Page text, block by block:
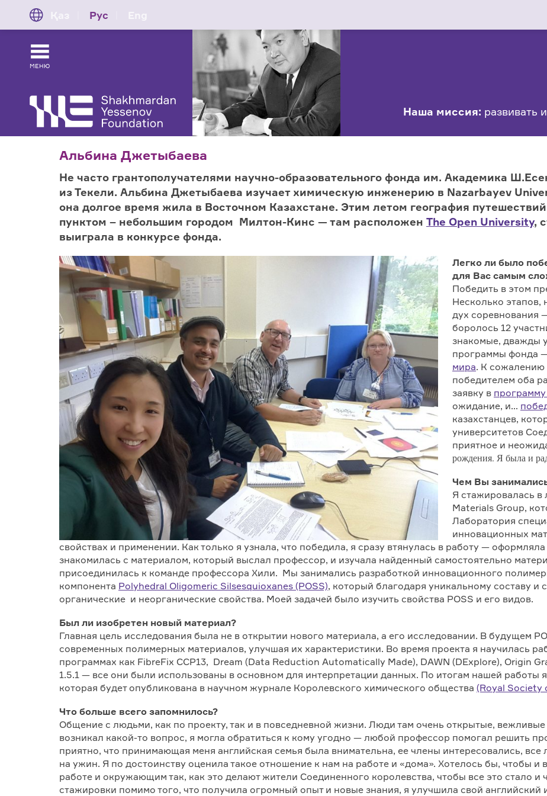
Рус
МЕНЮ
Наша миссия: развивать
Альбина Джетыбаева
Не часто грантополучателями научно-образовательного фонда им. Академика
из Текели. Альбина Джетыбаева изучает химическую инженерию в Nazarbayev
она долгое время жила в Восточном Казахстане. Этим летом география
пунктом – небольшим городом Милтон-Кинс — там расположен The Open University,
выиграла в конкурсе фонда.
Легко ли было
для Вас самым
Победить в этом
Несколько этапов,
дух соревнования
боролось 12
знакомые, дважды
программы фонда
мира. К сожалению
победителем оба
заявку в
ожидание, и…
казахстанцев,
университетов
приятное и
рождения. Я была и
Чем Вы
Я стажировалась
Materials Group,
Лаборатория
инновационных
свойствах и применении. Как только я узнала, что победила, я сразу втянулась в работу —
знакомилась с материалом, который выслал профессор, и изучала найденный самостоятельно
присоединилась к команде профессора Хили. Мы занимались разработкой инновационного
компонента Polyhedral Oligomeric Silsesquioxanes (POSS), который благодаря уникальному составу
органические и неорганические свойства. Моей задачей было изучить свойства POSS и его видов.
Был ли изобретен новый материал?
Главная цель исследования была не в открытии нового материала, а его исследовании. В будущем
современных полимерных материалов, улучшая их характеристики. Во время проекта я научилась
программах как FibreFix CCP13, Dream (Data Reduction Automatically Made), DAWN (DExplore), Origin
1.5.1 — все они были использованы в основном для интерпретации данных. По итогам нашей работы
которая будет опубликована в научном журнале Королевского химического общества (Royal Society
Что больше всего запомнилось?
Общение с людьми, как по проекту, так и в повседневной жизни. Люди там очень открытые, вежливые
возникал какой-то вопрос, я могла обратиться к кому угодно — любой профессор помогал решить
приятно, что принимающая меня английская семья была внимательна, ее члены интересовались, все
на ужин. Я по достоинству оценила такое отношение к нам на работе и «дома». Хотелось бы, чтобы и
работе и окружающим так, как это делают жители Соединенного королевства, чтобы все это стало и
стажировки помимо того, что получила огромный опыт и новые знания, я улучшила свой английский